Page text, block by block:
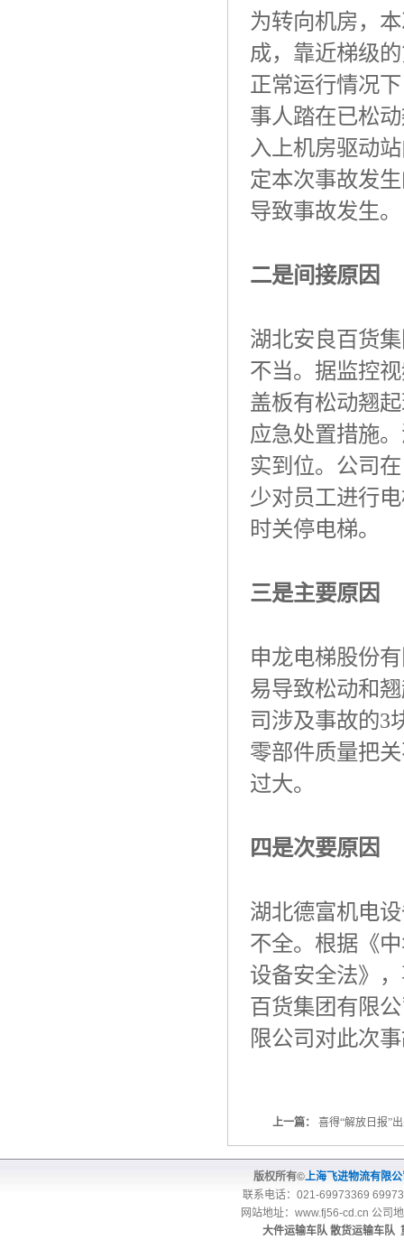
为转向机房，
成，靠近梯级
正常运行情况
事人踏在已松
入上机房驱动
定本次事故发
导致事故发生。
二是间接原因
湖北安良百货
不当。据监控
盖板有松动翘
应急处置措施
实到位。公司
少对员工进行
时关停电梯。
三是主要原因
申龙电梯股份
易导致松动和
司涉及事故的3
零部件质量把
过大。
四是次要原因
湖北德富机电
不全。根据《
设备安全法》
百货集团有限
限公司对此次
上一篇： 喜得“解放日报”
版权所有©上海飞进物流有限
联系电话：021-69973369
网站地址： www.fj56-cd.cn 公司
大件运输车队 散货运输车队